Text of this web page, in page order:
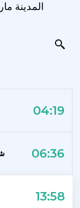
المدينة
04:19
06:36
13:58